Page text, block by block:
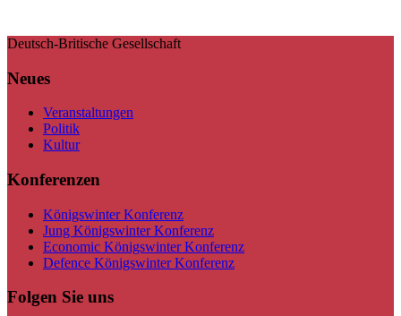
Deutsch-Britische Gesellschaft
Neues
Veranstaltungen
Politik
Kultur
Konferenzen
Königswinter Konferenz
Jung Königswinter Konferenz
Economic Königswinter Konferenz
Defence Königswinter Konferenz
Folgen Sie uns